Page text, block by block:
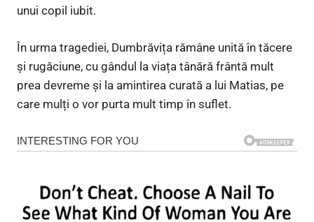
unui copil iubit.
În urma tragediei, Dumbrăvița rămâne unită în tăcere
și rugăciune, cu gândul la viața tânără frântă mult
prea devreme și la amintirea curată a lui Matias, pe
care mulți o vor purta mult timp în suflet.